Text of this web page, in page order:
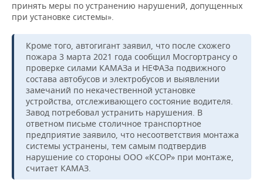
принять меры по устранению нарушений, допущенных
при установке системы».
Кроме того, автогигант заявил, что после схожего
пожара 3 марта 2021 года сообщил Мосгортрансу о
проверке силами КАМАЗа и НЕФАЗа подвижного
состава автобусов и электробусов и выявлении
замечаний по некачественной установке
устройства, отслеживающего состояние водителя.
Завод потребовал устранить нарушения. В
ответном письме столичное транспортное
предприятие заявило, что несоответствия монтажа
системы устранены, тем самым подтвердив
нарушение со стороны ООО «КСОР» при монтаже,
считает КАМАЗ.